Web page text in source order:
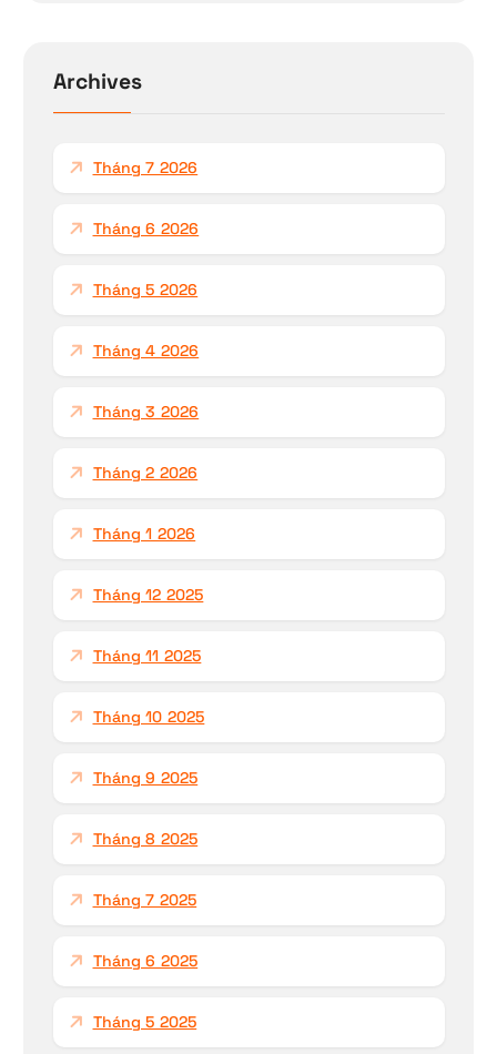
ế
m
Archives
Tháng 7 2026
Tháng 6 2026
Tháng 5 2026
Tháng 4 2026
Tháng 3 2026
Tháng 2 2026
Tháng 1 2026
Tháng 12 2025
Tháng 11 2025
Tháng 10 2025
Tháng 9 2025
Tháng 8 2025
Tháng 7 2025
Tháng 6 2025
Tháng 5 2025